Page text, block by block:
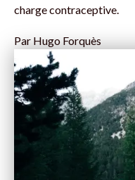
charge contraceptive.
Par Hugo Forquès